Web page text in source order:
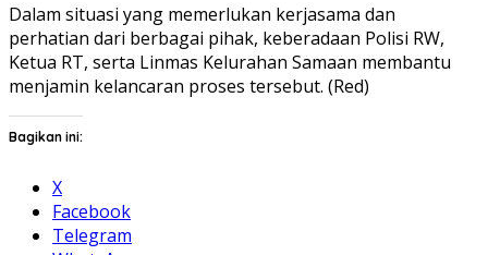
Dalam situasi yang memerlukan kerjasama dan
perhatian dari berbagai pihak, keberadaan Polisi RW,
Ketua RT, serta Linmas Kelurahan Samaan membantu
menjamin kelancaran proses tersebut. (Red)
Bagikan ini:
X
Facebook
Telegram